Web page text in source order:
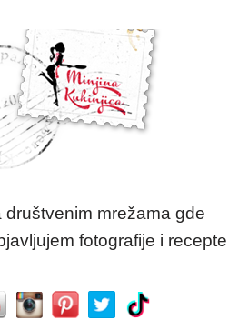
društvenim mrežama gde
fotografije i recepte